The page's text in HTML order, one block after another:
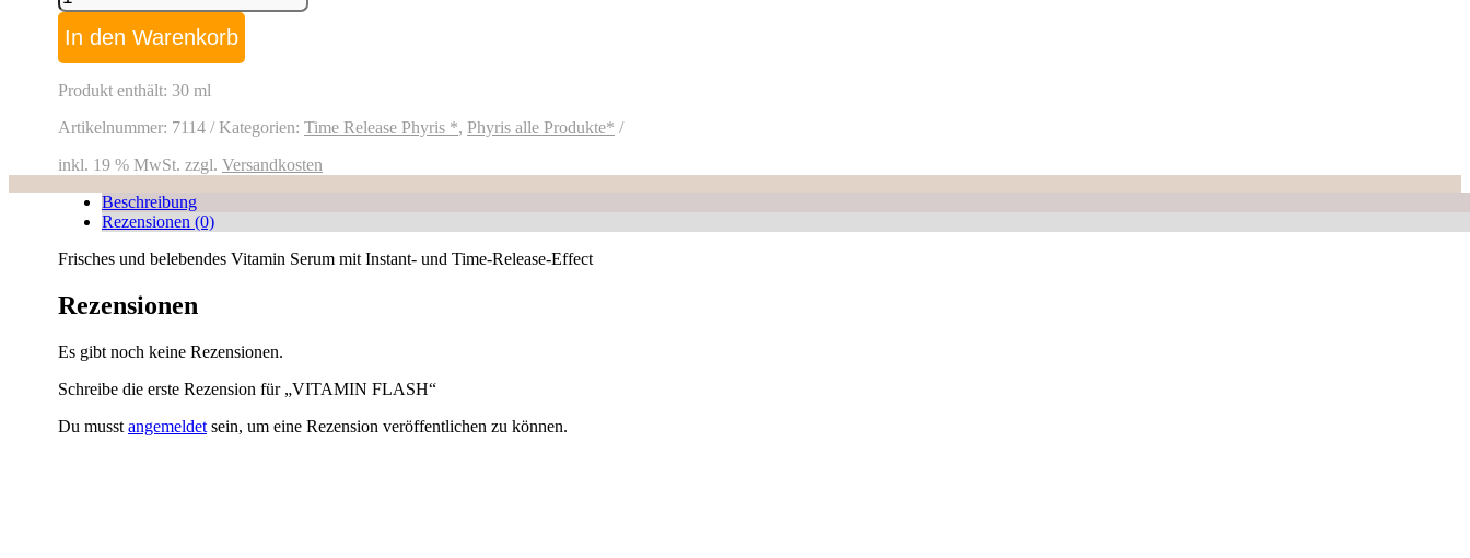
FLASH
Menge
In den Warenkorb
Produkt enthält: 30 ml
Artikelnummer: 7114 Kategorien: Time Release Phyris *, Phyris alle Produkte*
inkl. 19 % MwSt. zzgl. Versandkosten
Beschreibung
Rezensionen (0)
Frisches und belebendes Vitamin Serum mit Instant- und Time-Release-Effect
Rezensionen
Es gibt noch keine Rezensionen.
Schreibe die erste Rezension für „VITAMIN FLASH“
Du musst angemeldet sein, um eine Rezension veröffentlichen zu können.